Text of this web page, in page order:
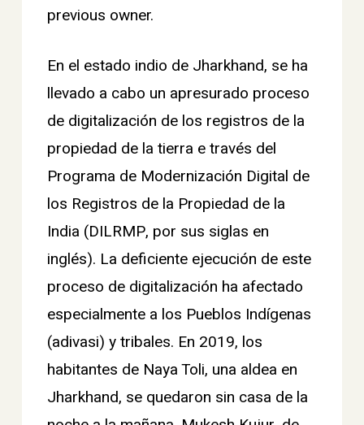
previous owner.
En el estado indio de Jharkhand, se ha
llevado a cabo un apresurado proceso
de digitalización de los registros de la
propiedad de la tierra etravés del
Programa de Modernización Digital de
los Registros de la Propiedad de la
India (DILRMP, por sus siglas en
inglés). La deficiente ejecución de este
proceso de digitalización ha afectado
especialmente a los Pueblos Indígenas
(adivasi) y tribales. En 2019, los
habitantes de Naya Toli, una aldea en
Jharkhand, se quedaron sin casa de la